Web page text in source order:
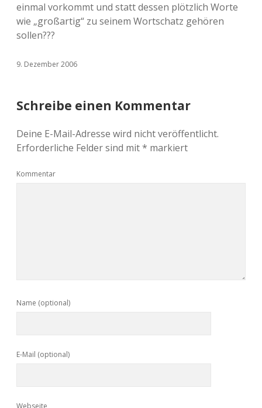
einmal vorkommt und statt dessen plötzlich Worte
wie „großartig“ zu seinem Wortschatz gehören
sollen???
9. Dezember 2006
Schreibe einen Kommentar
Deine E-Mail-Adresse wird nicht veröffentlicht.
Erforderliche Felder sind mit* markiert
Kommentar
Name (optional)
E-Mail (optional)
Webseite